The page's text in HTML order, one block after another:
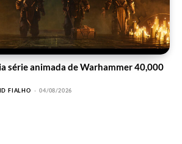
série animada de Warhammer 40,000
FIALHO - 04/08/2026